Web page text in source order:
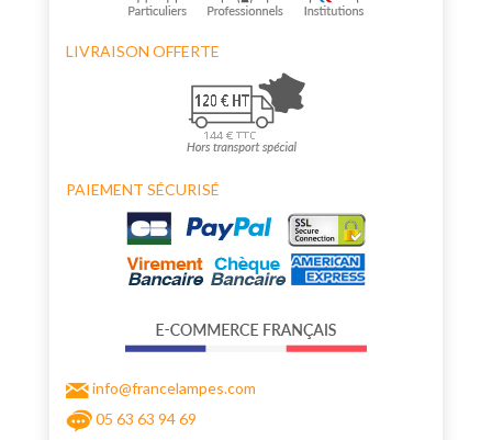
LIVRAISON OFFERTE
PAIEMENT SÉCURISÉ
info@francelampes.com
05 63 63 94 69